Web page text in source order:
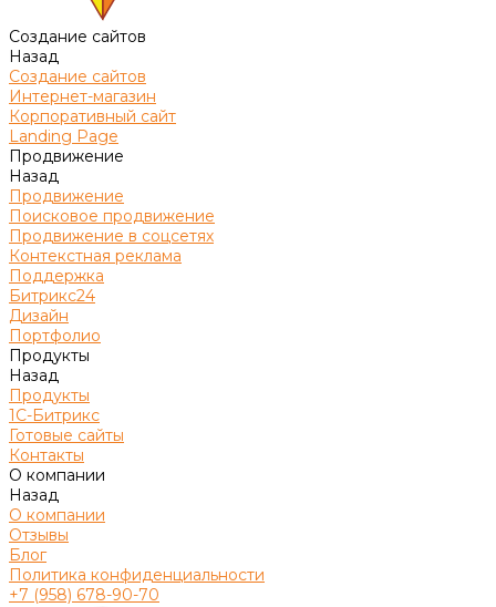
Создание сайтов
Назад
Создание сайтов
Интернет-магазин
Корпоративный сайт
Landing Page
Продвижение
Назад
Продвижение
Поисковое продвижение
Продвижение в соцсетях
Контекстная реклама
Поддержка
Битрикс24
Дизайн
Портфолио
Продукты
Назад
Продукты
1С-Битрикс
Готовые сайты
Контакты
О компании
Назад
О компании
Отзывы
Блог
Политика конфиденциальности
+7 (958) 678-90-70